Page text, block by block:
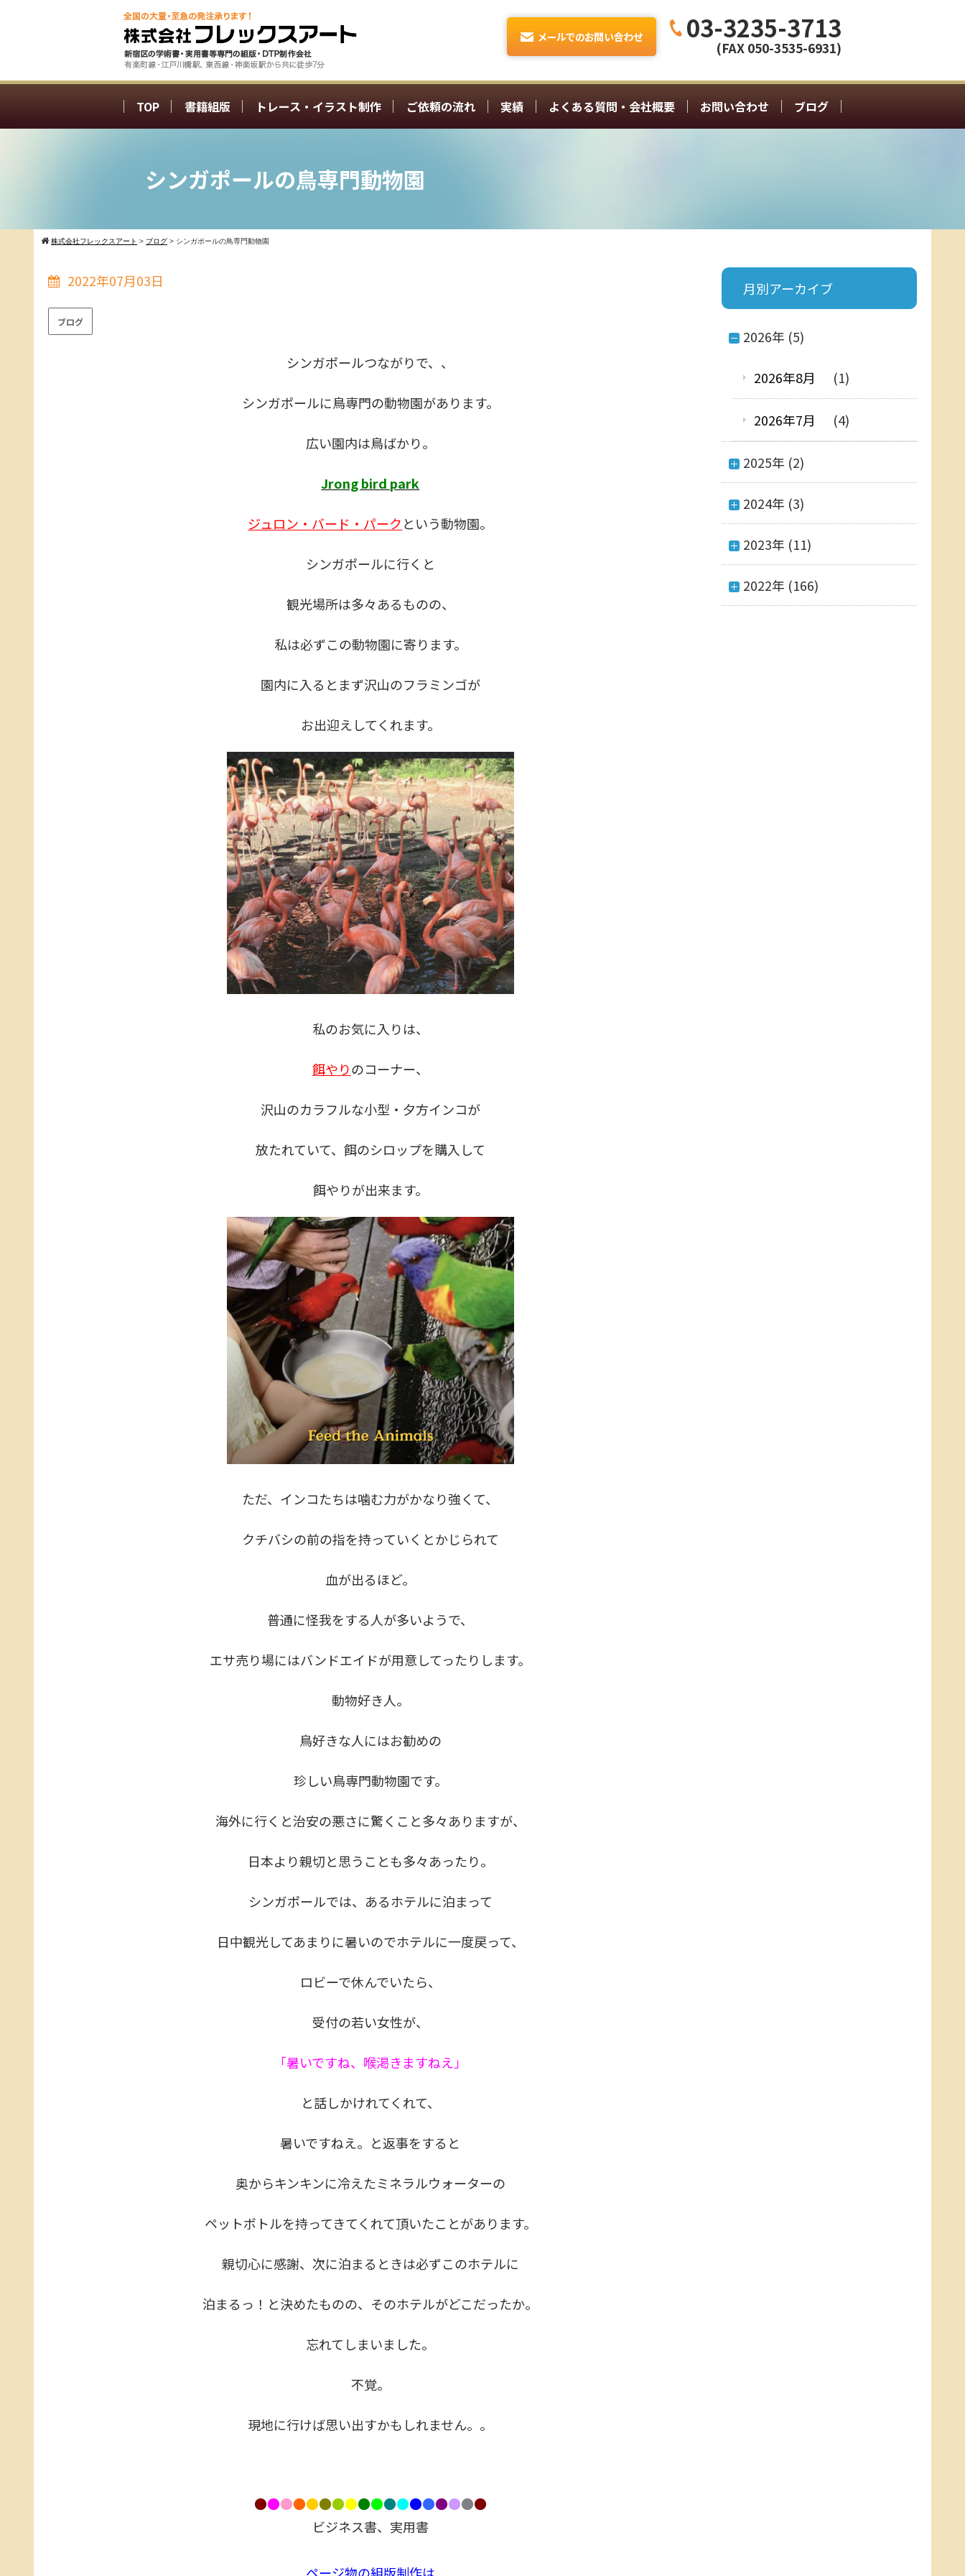
03-3235-3713
(FAX 050-3535-6931)
TOP 書籍組版 トレース・イラスト制作 ご依頼の流れ 実績 よくある質問・会社概要 お問い合わせ ブログ
シンガポールの鳥専門動物園
株式会社フレックスアート > ブログ > シンガポールの鳥専門動物園
2022年07月03日
ブログ
シンガポールつながりで、、
シンガポールに鳥専門の動物園があります。
広い園内は鳥ばかり。
Jrong bird park
ジュロン・バード・パークという動物園。
シンガポールに行くと
観光場所は多々あるものの、
私は必ずこの動物園に寄ります。
園内に入るとまず沢山のフラミンゴが
お出迎えしてくれます。
私のお気に入りは、
餌やりのコーナー、
沢山のカラフルな小型・夕方インコが
放たれていて、餌のシロップを購入して
餌やりが出来ます。
ただ、インコたちは噛む力がかなり強くて、
クチバシの前の指を持っていくとかじられて
血が出るほど。
普通に怪我をする人が多いようで、
エサ売り場にはバンドエイドが用意してったりします。
動物好き人。
鳥好きな人にはお勧めの
珍しい鳥専門動物園です。
海外に行くと治安の悪さに驚くこと多々ありますが、
日本より親切と思うことも多々あったり。
シンガポールでは、あるホテルに泊まって
日中観光してあまりに暑いのでホテルに一度戻って、
ロビーで休んでいたら、
受付の若い女性が、
「暑いですね、喉渇きますねえ」
と話しかけれてくれて、
暑いですねえ。と返事をすると
奥からキンキンに冷えたミネラルウォーターの
ペットボトルを持ってきてくれて頂いたことがあります。
親切心に感謝、次に泊まるときは必ずこのホテルに
泊まるっ！と決めたものの、そのホテルがどこだったか。
忘れてしまいました。
不覚。
現地に行けば思い出すかもしれません。。
●●●●●●●●●●●●●●●●●●
ビジネス書、実用書
月別アーカイブ
2026年 (5)
2026年8月 (1)
2026年7月 (4)
2025年 (2)
2024年 (3)
2023年 (11)
2022年 (166)